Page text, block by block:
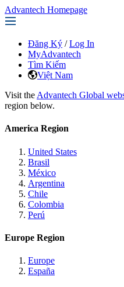
Advantech Homepage
Đăng Ký / Log In
MyAdvantech
Tìm Kiếm
Việt Nam
Visit the Advantech Global
region below.
America Region
United States
Brasil
México
Argentina
Chile
Colombia
Perú
Europe Region
Europe
España